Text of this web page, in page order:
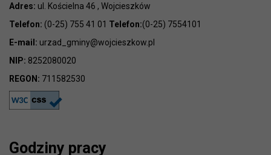
Adres: ul. Kościelna 46 , Wojcieszków
Telefon: (0-25) 755 41 01 Telefon:(0-25) 7554101
E-mail: urzad_gminy@wojcieszkow.pl
NIP: 8252080020
REGON: 711582530
Godziny pracy